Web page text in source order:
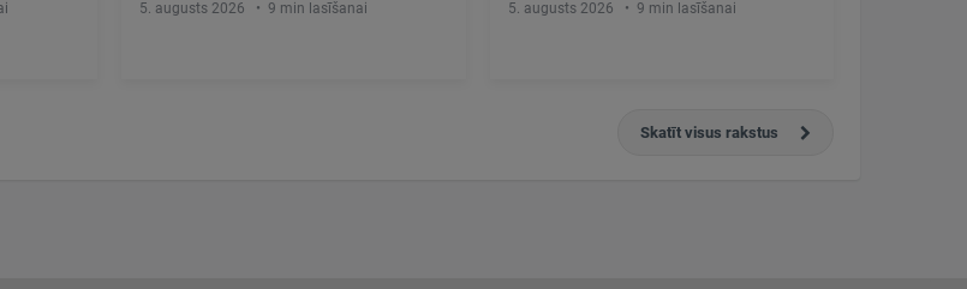
5. augusts 2026 9 min lasīšanai 5. augusts 2026 9 min lasīšanai
Skatīt visus rakstus